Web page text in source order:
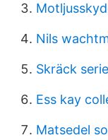
Nils
Skräck
Ess kay
Matsedel